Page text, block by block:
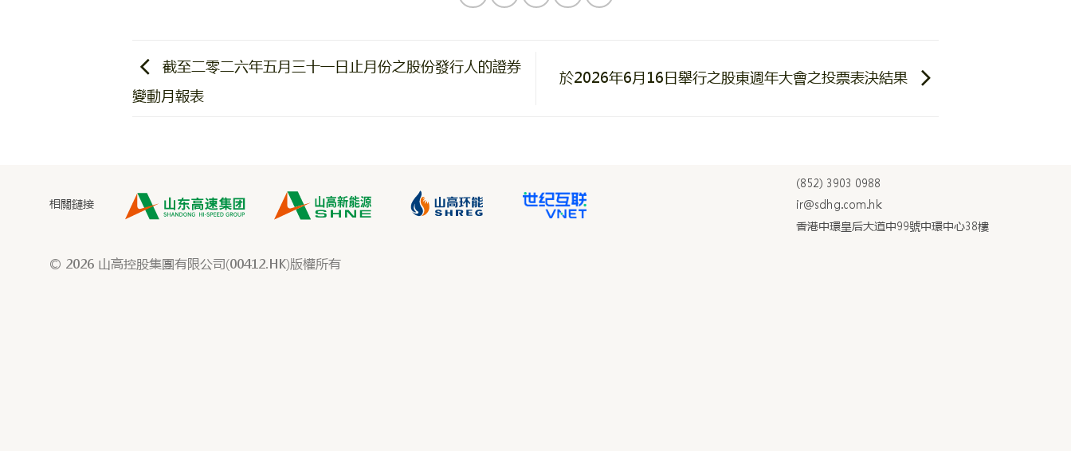
截至二零二六年五月三十一日止月份之股份發行人的證券
變動月報表
於2026年6月16日舉行之股東週年大會之投票表決結果
相關鏈接
(852) 3903 0988
ir@sdhg.com.hk
香港中環皇后大道中99號中環中心38樓
© 2026 山高控股集團有限公司(00412.HK)版權所有